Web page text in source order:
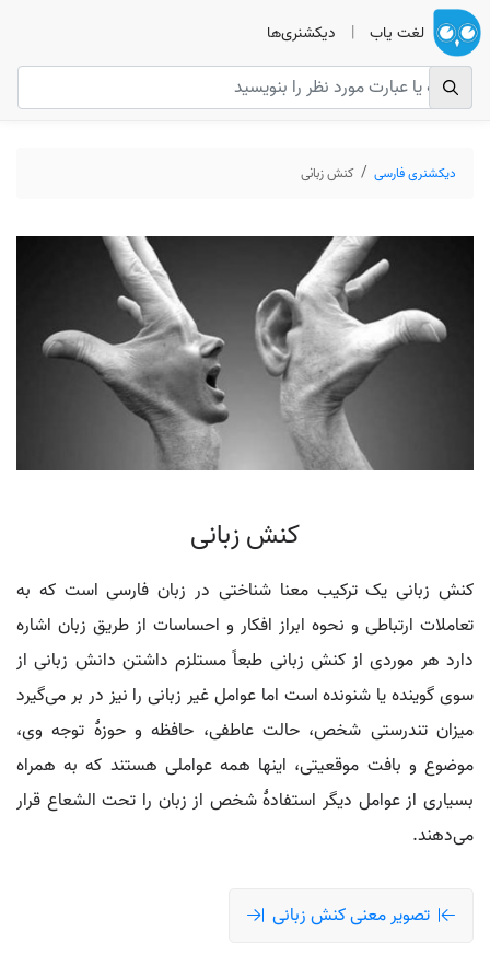
لغت یاب | دیکشنری‌ها
دیکشنری فارسی کنش زبانی
کنش زبانی
کنش زبانی یک ترکیب معنا شناختی در زبان فارسی است که به
تعاملات ارتباطی و نحوه ابراز افکار و احساسات از طریق زبان اشاره
دارد هر موردی از کنش زبانی طبعاً مستلزم داشتن دانش زبانی از
سوی گوینده یا شنونده است اما عوامل غیر زبانی را نیز در بر می‌گیرد
میزان تندرستی شخص، حالت عاطفی، حافظه و حوزهٔ توجه وی،
موضوع و بافت موقعیتی، اینها همه عواملی هستند که به همراه
بسیاری از عوامل دیگر استفادهٔ شخص از زبان را تحت الشعاع قرار
می‌دهند.
تصویر معنی کنش زبانی